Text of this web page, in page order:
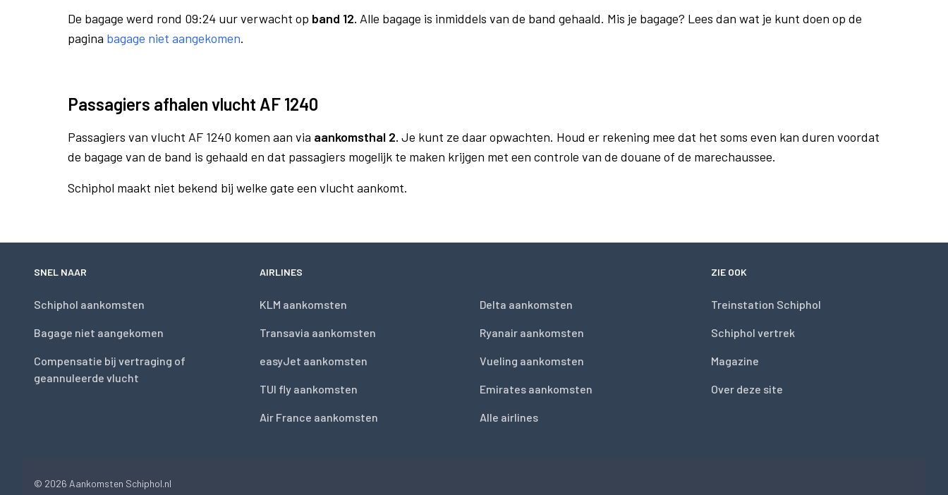
De bagage werd rond 09:24 uur verwacht op band 12. Alle bagage is inmiddels van de band gehaald. Mis je bagage? Lees dan wat je kunt doen op de
pagina bagage niet aangekomen.
Passagiers afhalen vlucht AF 1240
Passagiers van vlucht AF 1240 komen aan via aankomsthal 2. Je kunt ze daar opwachten. Houd er rekening mee dat het soms even kan duren voordat
de bagage van de band is gehaald en dat passagiers mogelijk te maken krijgen met een controle van de douane of de marechaussee.
Schiphol maakt niet bekend bij welke gate een vlucht aankomt.
SNEL NAAR
Schiphol aankomsten
Bagage niet aangekomen
Compensatie bij vertraging of
geannuleerde vlucht
AIRLINES
KLM aankomsten
Transavia aankomsten
easyJet aankomsten
TUI fly aankomsten
Air France aankomsten
Delta aankomsten
Ryanair aankomsten
Vueling aankomsten
Emirates aankomsten
Alle airlines
ZIE OOK
Treinstation Schiphol
Schiphol vertrek
Magazine
Over deze site
© 2026 Aankomsten Schiphol.nl